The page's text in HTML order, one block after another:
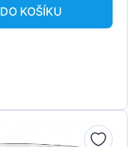
DO KOŠÍKU